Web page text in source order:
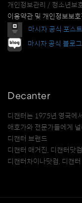
개인정보관리 / 청소년보
이용약관 및 개인정보보호
마시자 공식 포스트
마시자 공식 블로그
Decanter
디캔터는 1975년 영국에
애호가와 전문가들에게
디캔터 브랜드
디캔터 매거진, 디캔터닷
디캔터차이나닷컴, 디캔